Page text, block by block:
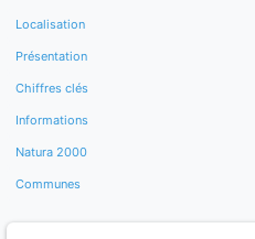
Localisation
Présentation
Chiffres clés
Informations
Natura 2000
Communes